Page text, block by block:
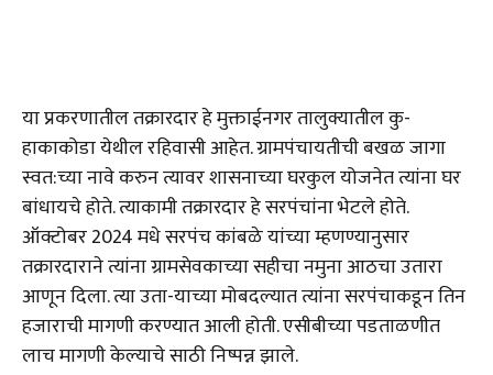
या प्रकरणातील तक्रारदार हे मुक्ताईनगर तालुक्यातील कु-
हाकाकोडा येथील रहिवासी आहेत. ग्रामपंचायतीची बखळ जागा
स्वत:च्या नावे करुन त्यावर शासनाच्या घरकुल योजनेत त्यांना घर
बांधायचे होते. त्याकामी तक्रारदार हे सरपंचांना भेटले होते.
ऑक्टोबर 2024 मधे सरपंच कांबळे यांच्या म्हणण्यानुसार
तक्रारदाराने त्यांना ग्रामसेवकाच्या सहीचा नमुना आठचा उतारा
आणून दिला. त्या उता-याच्या मोबदल्यात त्यांना सरपंचाकडून तिन
हजाराची मागणी करण्यात आली होती. एसीबीच्या पडताळणीत
लाच मागणी केल्याचे साठी निष्पन्न झाले.